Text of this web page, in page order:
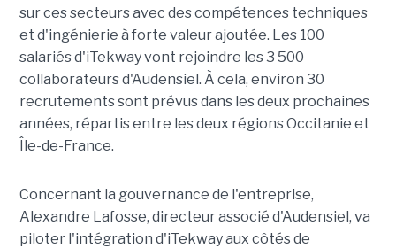
sur ces secteurs avec des compétences techniques
et d'ingénierie à forte valeur ajoutée. Les 100
salariés d'iTekway vont rejoindre les 3 500
collaborateurs d'Audensiel. À cela, environ 30
recrutements sont prévus dans les deux prochaines
années, répartis entre les deux régions Occitanie et
Île-de-France.
Concernant la gouvernance de l'entreprise,
Alexandre Lafosse, directeur associé d'Audensiel, va
piloter l'intégration d'iTekway aux côtés de